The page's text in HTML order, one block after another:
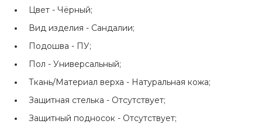
Цвет - Чёрный;
Вид изделия - Сандалии;
Подошва - ПУ;
Пол - Универсальный;
Ткань/Материал верха - Натуральная кожа;
Защитная стелька - Отсутствует;
Защитный подносок - Отсутствует;